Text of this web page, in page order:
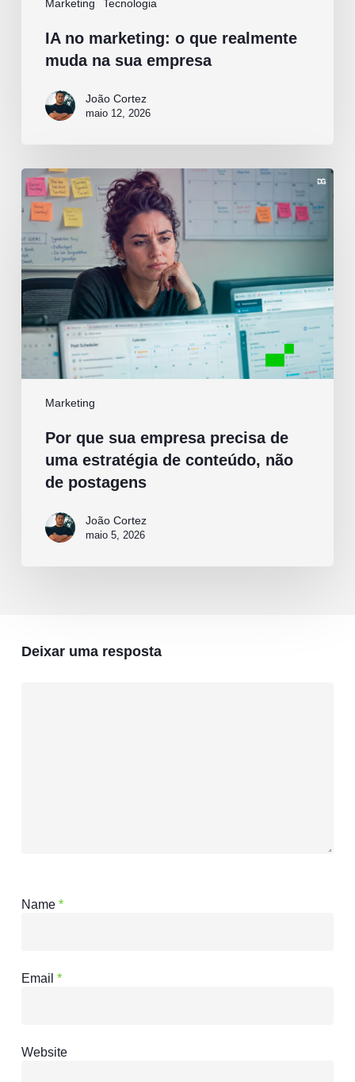
Marketing Tecnologia
IA no marketing: o que realmente
muda na sua empresa
João Cortez
maio 12, 2026
Marketing
Por
que
sua
empresa
precisa
de
uma
estratégia
de
conteúdo,
não
de
postagens
Por que sua empresa precisa de
uma estratégia de conteúdo, não
de postagens
João Cortez
maio 5, 2026
Deixar uma resposta
Name *
Email *
Website